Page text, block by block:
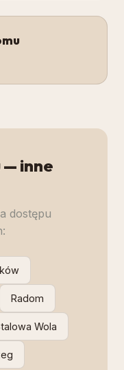
— inne
dostępu
Radom
Wola